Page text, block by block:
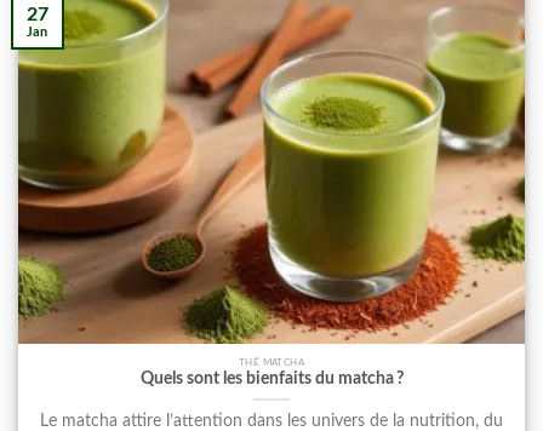
THÉ MATCHA
Quels sont les bienfaits du matcha ?
Le matcha attire l’attention dans les univers de la nutrition, du
27
Jan